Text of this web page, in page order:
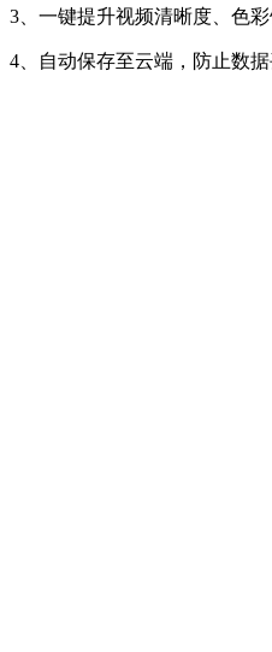
3、一键提升视频清晰度、色
4、自动保存至云端，防止数